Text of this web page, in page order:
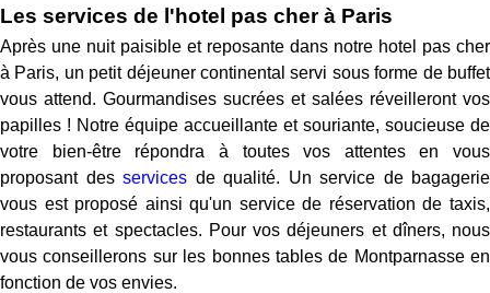
Les services de l'hotel pas cher à Paris
Après une nuit paisible et reposante dans notre hotel pas cher
à Paris, un petit déjeuner continental servi sous forme de buffet
vous attend. Gourmandises sucrées et salées réveilleront vos
papilles ! Notre équipe accueillante et souriante, soucieuse de
votre bien-être répondra à toutes vos attentes en vous
proposant des services de qualité. Un service de bagagerie
vous est proposé ainsi qu'un service de réservation de taxis,
restaurants et spectacles. Pour vos déjeuners et dîners, nous
vous conseillerons sur les bonnes tables de Montparnasse en
fonction de vos envies.